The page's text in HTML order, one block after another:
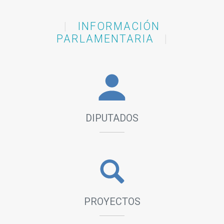
Estudiantes del Instituto San Pablo de Avellaneda
y Colegio María Auxiliadora de Ensenada,
recorrerán la Cámara de Diputados.
11:00 hs.
COMISIÓN DE RELACIONES INTERNACIONALES
|
INFORMACIÓN
PARLAMENTARIA |
DIPUTADOS
PROYECTOS